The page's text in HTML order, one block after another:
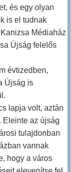
és egy olyan
is el tudnak
Médiaház
Újság felelős
évtizedben,
Újság is
lapja volt, aztán
Eleinte az újság
tulajdonban
vannak
hogy a város